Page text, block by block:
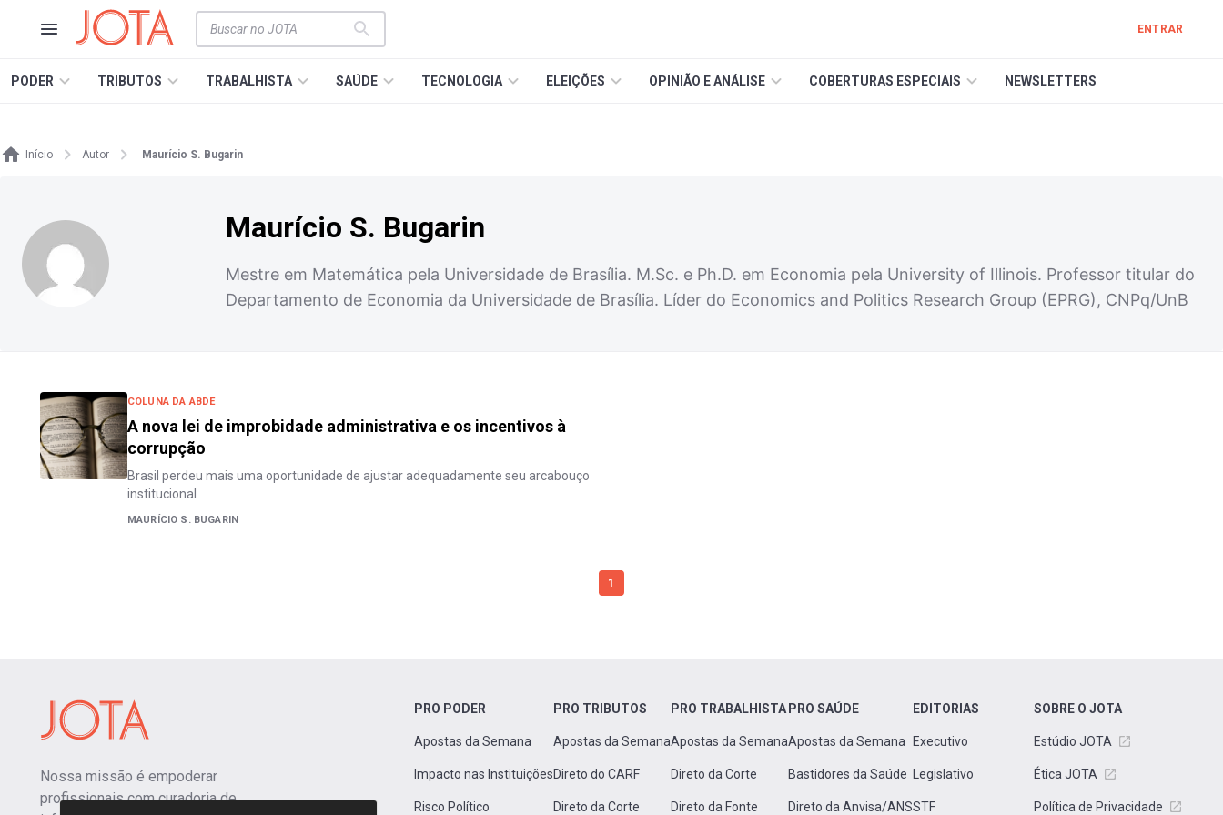
ENTRAR
PODER TRIBUTOS TRABALHISTA SAÚDE TECNOLOGIA ELEIÇÕES OPINIÃO E ANÁLISE COBERTURAS ESPECIAIS NEWSLETTERS
Início Autor Maurício S. Bugarin
Maurício S. Bugarin
Mestre em Matemática pela Universidade de Brasília. M.Sc. e Ph.D. em Economia pela University of Illinois. Professor titular do
Departamento de Economia da Universidade de Brasília. Líder do Economics and Politics Research Group (EPRG), CNPq/UnB
COLUNA DA ABDE
A nova lei de improbidade administrativa e os incentivos à
corrupção
Brasil perdeu mais uma oportunidade de ajustar adequadamente seu arcabouço
institucional
MAURÍCIO S. BUGARIN
1
Nossa missão é empoderar
profissionais com curadoria de
PRO PODER
Apostas da Semana
Impacto nas Instituições
Risco Político
PRO TRIBUTOS
Apostas da Semana
Direto do CARF
Direto da Corte
PRO TRABALHISTA
Apostas da Semana
Direto da Corte
Direto da Fonte
PRO SAÚDE
Apostas da Semana
Bastidores da Saúde
Direto da Anvisa/ANS
EDITORIAS
Executivo
Legislativo
STF
SOBRE O JOTA
Estúdio JOTA
Ética JOTA
Política de Privacidade